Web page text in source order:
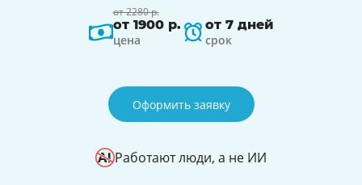
от 2280 р.
от 1900 р.
цена
от 7 дней
срок
Оформить заявку
Работают люди, а не ИИ